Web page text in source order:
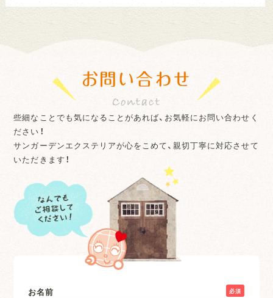
お問い合わせ
些細なことでも気になることがあれば、お気軽にお問い合わせく
ださい！
サンガーデンエクステリアが心をこめて、親切丁寧に対応させて
いただきます！
お名前 必須